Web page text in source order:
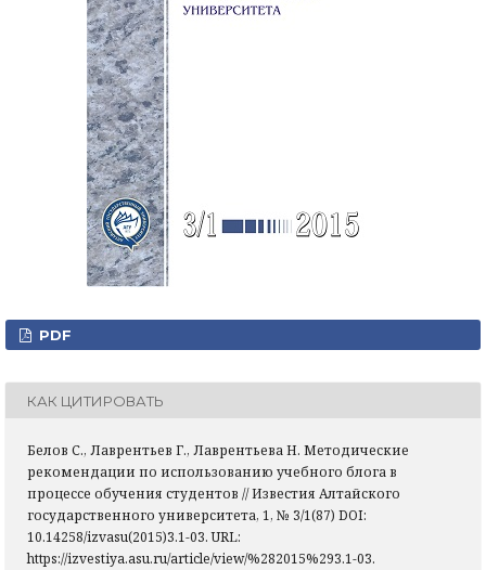
PDF
КАК ЦИТИРОВАТЬ
Белов С., Лаврентьев Г., Лаврентьева Н. Методические
рекомендации по использованию учебного блога в
процессе обучения студентов // Известия Алтайского
государственного университета, 1, № 3/1(87) DOI:
10.14258/izvasu(2015)3.1-03. URL:
https://izvestiya.asu.ru/article/view/%282015%293.1-03.